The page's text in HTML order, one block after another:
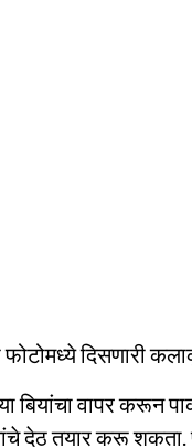
फोटोमध्ये दिसणारी
बियांचा वापर
देठ तयार करू